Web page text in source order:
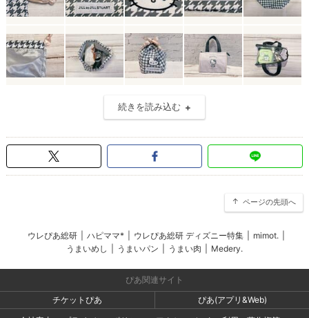
続きを読み込む
ページの先頭へ
ウレぴあ総研 ハピママ* ウレぴあ総研 ディズニー特集 mimot.
うまいめし
うまいパン うまい肉 Medery.
ぴあ関連サイト
チケットぴあ
ぴあ(アプリ&Web)